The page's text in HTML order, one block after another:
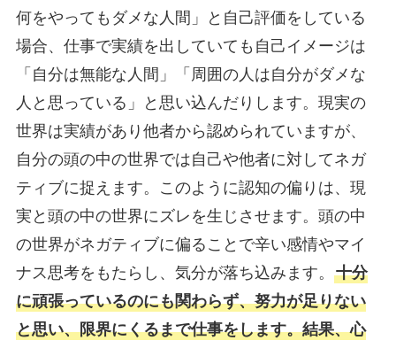
何をやってもダメな人間」と自己評価をしている
場合、仕事で実績を出していても自己イメージは
「自分は無能な人間」「周囲の人は自分がダメな
人と思っている」と思い込んだりします。現実の
世界は実績があり他者から認められていますが、
自分の頭の中の世界では自己や他者に対してネガ
ティブに捉えます。このように認知の偏りは、現
実と頭の中の世界にズレを生じさせます。頭の中
の世界がネガティブに偏ることで辛い感情やマイ
ナス思考をもたらし、気分が落ち込みます。 十分
に頑張っているのにも関わらず、努力が足りない
と思い、限界にくるまで仕事をします。結果、心